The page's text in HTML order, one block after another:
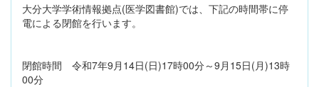
大分大学学術情報拠点(医学図書館)では、下記の時間帯に停
電による閉館を行います。
閉館時間 令和7年9月14日(日)17時00分～9月15日(月)13時
00分